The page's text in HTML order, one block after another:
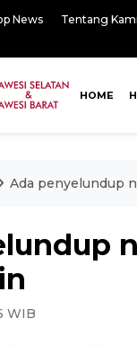
News Tentang Kami
HOME
Ada penyelundup
WIB